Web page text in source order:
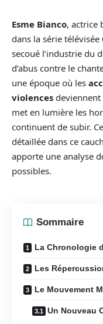
Esme Bianco, actrice
dans la série télévisée
secoué l’industrie du
d’abus contre le
une époque où les
violences deviennent
met en lumière les
continuent de subir.
détaillée dans ce
apporte une analyse
possibles.
Sommaire
La Chronologie
Les
Le Mouvement
Un Nouveau